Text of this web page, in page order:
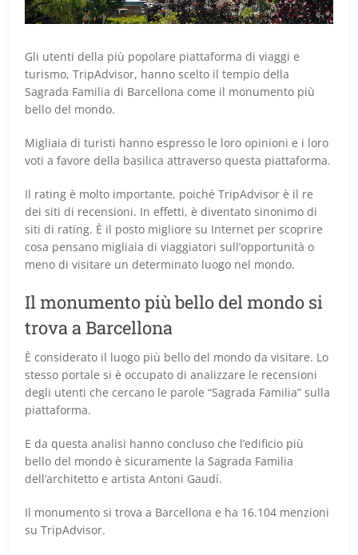
Gli utenti della più popolare piattaforma di viaggi e
turismo, TripAdvisor, hanno scelto il tempio della
Sagrada Familia di Barcellona come il monumento più
bello del mondo.
Migliaia di turisti hanno espresso le loro opinioni e i loro
voti a favore della basilica attraverso questa piattaforma.
Il rating è molto importante, poiché TripAdvisor è il re
dei siti di recensioni. In effetti, è diventato sinonimo di
siti di rating. È il posto migliore su Internet per scoprire
cosa pensano migliaia di viaggiatori sull’opportunità o
meno di visitare un determinato luogo nel mondo.
Il monumento più bello del mondo si
trova a Barcellona
È considerato il luogo più bello del mondo da visitare. Lo
stesso portale si è occupato di analizzare le recensioni
degli utenti che cercano le parole “Sagrada Familia” sulla
piattaforma.
E da questa analisi hanno concluso che l’edificio più
bello del mondo è sicuramente la Sagrada Familia
dell’architetto e artista Antoni Gaudí.
Il monumento si trova a Barcellona e ha 16.104 menzioni
su TripAdvisor.